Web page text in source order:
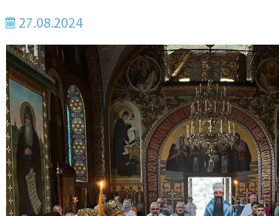
27.08.2024